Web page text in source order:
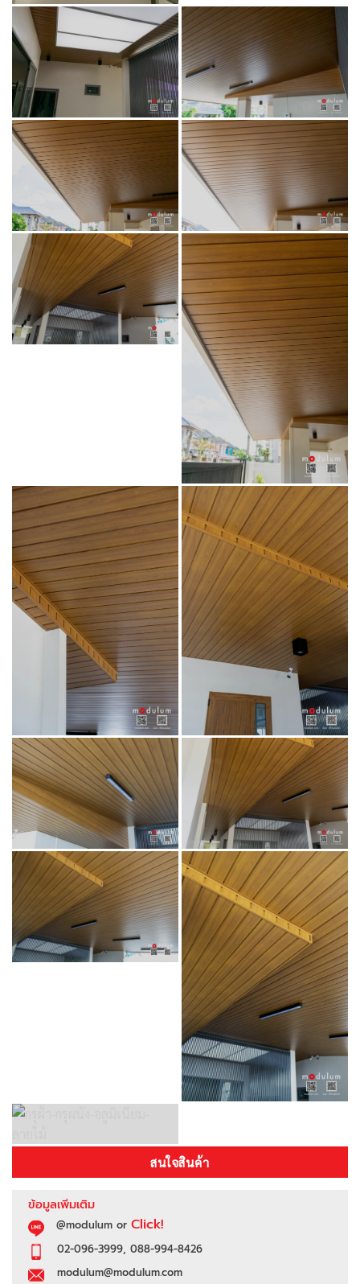
สนใจสินค้า
ข้อมูลเพิ่มเติม
@modulum or Click!
02-096-3999, 088-994-8426
modulum@modulum.com